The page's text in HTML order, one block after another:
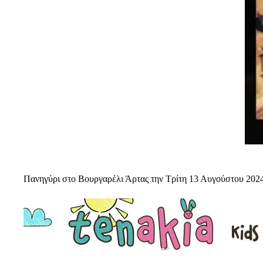
Πανηγύρι στο Βουργαρέλι Άρτας την Τρίτη 13 Αυγούστου